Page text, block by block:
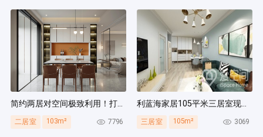
简约两居对空间极致利用！打造多组通顶柜，整齐能装！
二居室 103m² 7796
利蓝海家居105平米三居室现代简约风装修案例
三居室 105m² 3069